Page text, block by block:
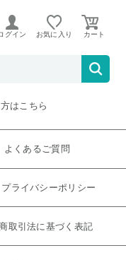
グイン お気に入り
はただいま取り扱い
はこちら
よくあるご質問
プライバシーポリシー
取引法に基づく表記